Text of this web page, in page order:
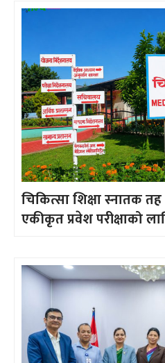
चिकित्सा शिक्षा स्नातक
एकीकृत प्रवेश परीक्षाको